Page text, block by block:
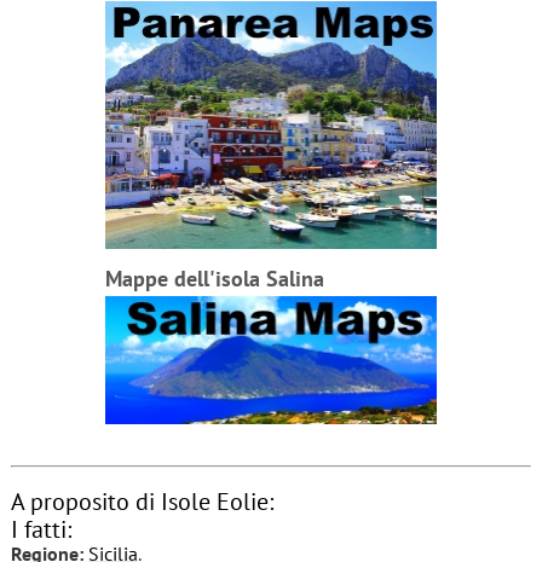
Mappe dell'isola Salina
A proposito di Isole Eolie:
I fatti:
Regione: Sicilia.